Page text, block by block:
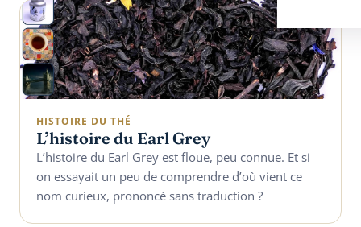
HISTOIRE DU THÉ
L’histoire du Earl Grey
L’histoire du Earl Grey est floue, peu connue. Et si
on essayait un peu de comprendre d’où vient ce
nom curieux, prononcé sans traduction ?